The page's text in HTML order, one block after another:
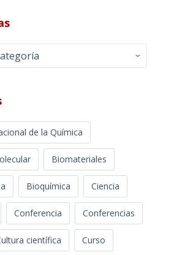
de la Química
Biomateriales
Bioquímica Ciencia
Conferencia Conferencias
científica Curso